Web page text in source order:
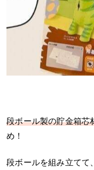
段ボール製の貯金箱芯
め！
段ボールを組み立てて